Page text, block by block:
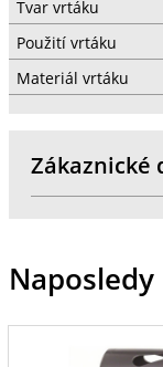
Tvar vrtáku
Použití vrtáku
Materiál vrtáku
Zákaznické